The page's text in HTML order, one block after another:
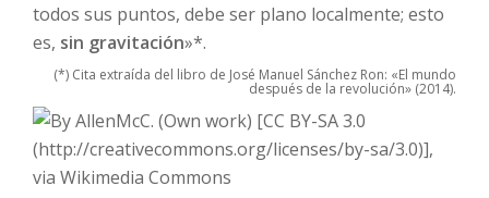
todos sus puntos, debe ser plano localmente; esto
es, sin gravitación»*.
(*) Cita extraída del libro de José Manuel Sánchez Ron: «El mundo
después de la revolución» (2014).